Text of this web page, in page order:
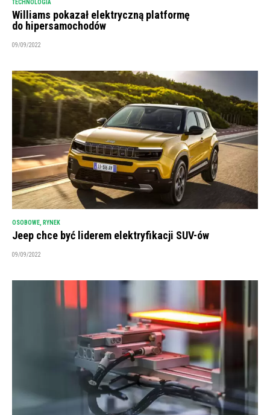
TECHNOLOGIA
Williams pokazał elektryczną platformę
do hipersamochodów
09/09/2022
OSOBOWE RYNEK
Jeep chce być liderem elektryfikacji SUV-ów
09/09/2022